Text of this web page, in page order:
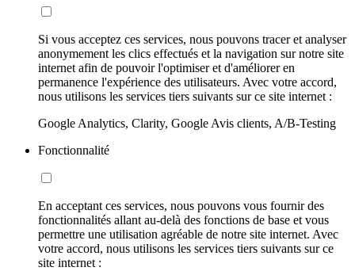
Si vous acceptez ces services, nous pouvons tracer et analyser
anonymement les clics effectués et la navigation sur notre site
internet afin de pouvoir l'optimiser et d'améliorer en
permanence l'expérience des utilisateurs. Avec votre accord,
nous utilisons les services tiers suivants sur ce site internet :
Google Analytics, Clarity, Google Avis clients, A/B-Testing
Fonctionnalité
En acceptant ces services, nous pouvons vous fournir des
fonctionnalités allant au-delà des fonctions de base et vous
permettre une utilisation agréable de notre site internet. Avec
votre accord, nous utilisons les services tiers suivants sur ce
site internet :